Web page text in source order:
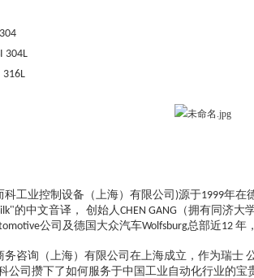
304L
316L
科工业控制设备（上海）有限公司 )源于1999年在
"的中文音译， 创始人CHEN GANG （拥有同济大
公司及德国大众汽车Wolfsburg总部近12 年
务咨询（上海）有限公司在上海成立，作为瑞士
公司攒下了如何服务于中国工业自动化行业的